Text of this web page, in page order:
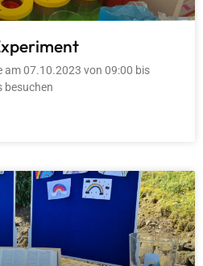
am 07.10.2023 von 09:00 bis
besuchen